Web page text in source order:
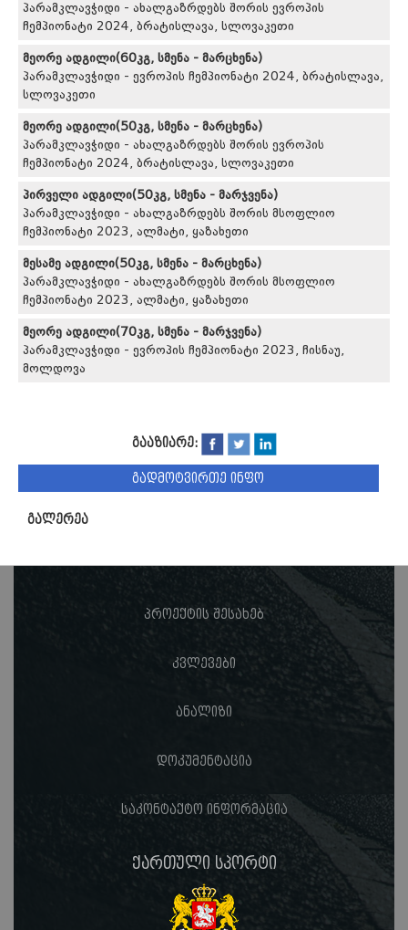
პარამკლავჭიდი - ახალგაზრდებს შორის ევროპის
ჩემპიონატი 2024, ბრატისლავა, სლოვაკეთი
მეორე ადგილი(60კგ, სმენა - მარცხენა)
პარამკლავჭიდი - ევროპის ჩემპიონატი 2024, ბრატისლავა,
სლოვაკეთი
მეორე ადგილი(50კგ, სმენა - მარცხენა)
პარამკლავჭიდი - ახალგაზრდებს შორის ევროპის
ჩემპიონატი 2024, ბრატისლავა, სლოვაკეთი
პირველი ადგილი(50კგ, სმენა - მარჯვენა)
პარამკლავჭიდი - ახალგაზრდებს შორის მსოფლიო
ჩემპიონატი 2023, ალმატი, ყაზახეთი
მესამე ადგილი(50კგ, სმენა - მარცხენა)
პარამკლავჭიდი - ახალგაზრდებს შორის მსოფლიო
ჩემპიონატი 2023, ალმატი, ყაზახეთი
მეორე ადგილი(70კგ, სმენა - მარჯვენა)
პარამკლავჭიდი - ევროპის ჩემპიონატი 2023, ჩისნაუ,
მოლდოვა
გააზიარე:
გადმოტვირთე ინფო
გალერეა
პროექტის შესახებ
კვლევები
ანალიზი
დოკუმენტაცია
საკონტაქტო ინფორმაცია
ქართული სპორტი